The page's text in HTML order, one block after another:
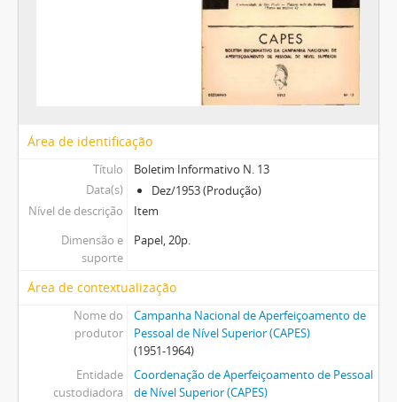
Área de identificação
Título
Boletim Informativo N. 13
Data(s)
Dez/1953 (Produção)
Nível de descrição
Item
Dimensão e
suporte
Papel, 20p.
Área de contextualização
Nome do
produtor
Campanha Nacional de Aperfeiçoamento de
Pessoal de Nível Superior (CAPES)
(1951-1964)
Entidade
custodiadora
Coordenação de Aperfeiçoamento de Pessoal
de Nível Superior (CAPES)